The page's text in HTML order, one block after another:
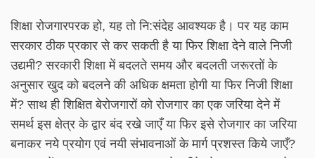
शिक्षा रोजगारपरक हो, यह तो नि:संदेह आवश्यक है। पर यह काम
सरकार ठीक प्रकार से कर सकती है या फिर शिक्षा देने वाले निजी
उद्यमी? सरकारी शिक्षा में बदलते समय और बदलती जरूरतों के
अनुसार खुद को बदलने की अधिक क्षमता होगी या फिर निजी शिक्षा
में? साथ ही शिक्षित बेरोजगारों को रोजगार का एक जरिया देने में
समर्थ इस क्षेत्र के द्वार बंद रखे जाएँ या फिर इसे रोजगार का जरिया
बनाकर नये प्रयोग एवं नयी संभावनाओं के मार्ग प्रशस्त किये जाएँ?